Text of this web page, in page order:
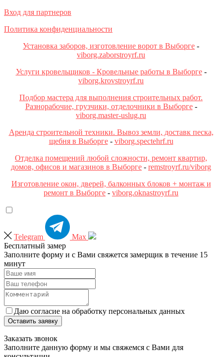
Вход для партнеров
Политика конфиденциальности
Установка заборов, изготовление ворот в Выборге -
viborg.zaborstroyrf.ru
Услуги кровельщиков - Кровельные работы в Выборге-
viborg.krovstroyrf.ru
Подбор мастера для выполнения строительных работ.
Разнорабочие, грузчики, отделочники в Выборге-
viborg.master-uslug.ru
Аренда строительной техники. Вывоз земли, доставк песка,
щебня в Выборге- viborg.spectehrf.ru
Отделка помещений любой сложности, ремонт квартир,
домов, офисов и магазинов в Выборге - remstroyrf.ru/viborg
Изготовление окон, дверей, балконных блоков + монтаж и
ремонт в Выборге - viborg.oknastroyrf.ru
Telegram
Max
Бесплатный замер
Заполните форму и с Вами свяжется замерщик в течение 15
минут
Даю согласие на обработку персональных данных
Оставить заявку
Заказать звонок
Заполните данную форму и мы свяжемся с Вами для